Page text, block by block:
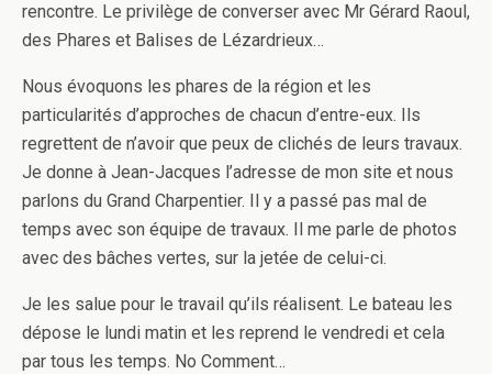
rencontre. Le privilège de converser avec Mr Gérard Raoul,
des Phares et Balises de Lézardrieux…
Nous évoquons les phares de la région et les
particularités d’approches de chacun d’entre-eux. Ils
regrettent de n’avoir que peux de clichés de leurs travaux.
Je donne à Jean-Jacques l’adresse de mon site et nous
parlons du Grand Charpentier. Il y a passé pas mal de
temps avec son équipe de travaux. Il me parle de photos
avec des bâches vertes, sur la jetée de celui-ci.
Je les salue pour le travail qu’ils réalisent. Le bateau les
dépose le lundi matin et les reprend le vendredi et cela
par tous les temps. No Comment…